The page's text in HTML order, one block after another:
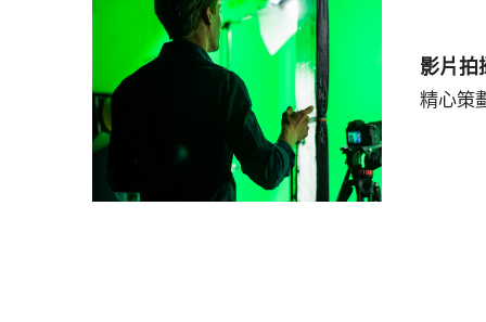
影片拍
精心策